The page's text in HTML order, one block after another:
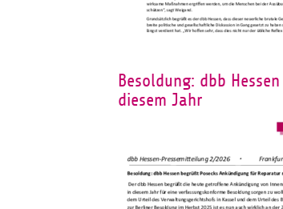
Besoldung: dbb
diesem Jahr